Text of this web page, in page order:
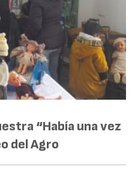
“Había una vez
del Agro